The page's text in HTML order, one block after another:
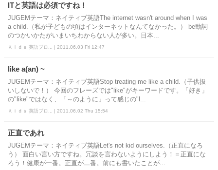
ITと英語は必須ですね！
JUGEMテーマ：ネイティブ英語The internet wasn't around when I was
a child.（私が子どもの頃はインターネットなんてなかった。） be動詞
のつかいかたがいまいちわからない人が多い。日本...
Ｋｉｄｓ 英語ブロ... | 2011.06.03 Fri 12:47
like a(an) ~
JUGEMテーマ：ネイティブ英語Stop treating me like a child.（子供扱
いしないで！） 今回のフレーズでは"like"がキーワードです。「好き」
の"like"ではなく、「～のように」って感じの"l...
Ｋｉｄｓ 英語ブロ... | 2011.06.02 Thu 15:54
正直であれ
JUGEMテーマ：ネイティブ英語Let's not kid ourselves.（正直になろ
う） 面白い言い方ですね。冗談を言わないようにしよう！＝正直にな
ろう！健康が一番。正直が二番。前にも書いたことが...